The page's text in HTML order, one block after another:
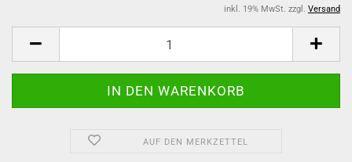
inkl. 19% MwSt. zzgl. Versand
AUF DEN MERKZETTEL